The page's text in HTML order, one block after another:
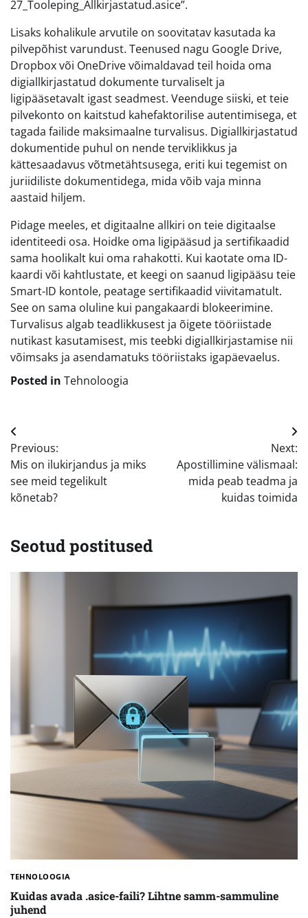
27_Tooleping_Allkirjastatud.asice”.
Lisaks kohalikule arvutile on soovitatav kasutada ka
pilvepõhist varundust. Teenused nagu Google Drive,
Dropbox või OneDrive võimaldavad teil hoida oma
digiallkirjastatud dokumente turvaliselt ja
ligipääsetavalt igast seadmest. Veenduge siiski, et teie
pilvekonto on kaitstud kahefaktorilise autentimisega, et
tagada failide maksimaalne turvalisus. Digiallkirjastatud
dokumentide puhul on nende terviklikkus ja
kättesaadavus võtmetähtsusega, eriti kui tegemist on
juriidiliste dokumentidega, mida võib vaja minna
aastaid hiljem.
Pidage meeles, et digitaalne allkiri on teie digitaalse
identiteedi osa. Hoidke oma ligipääsud ja sertifikaadid
sama hoolikalt kui oma rahakotti. Kui kaotate oma ID-
kaardi või kahtlustate, et keegi on saanud ligipääsu teie
Smart-ID kontole, peatage sertifikaadid viivitamatult.
See on sama oluline kui pangakaardi blokeerimine.
Turvalisus algab teadlikkusest ja õigete tööriistade
nutikast kasutamisest, mis teebki digiallkirjastamise nii
võimsaks ja asendamatuks tööriistaks igapäevaelus.
Posted in Tehnoloogia
Navigeerimine
Previous:
Mis on ilukirjandus ja miks
see meid tegelikult
kõnetab?
Next:
Apostillimine välismaal:
mida peab teadma ja
kuidas toimida
Seotud postitused
TEHNOLOOGIA
Kuidas avada .asice-faili? Lihtne samm-sammuline
juhend